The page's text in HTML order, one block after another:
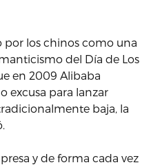
por los chinos como una
del Día de Los
en 2009 Alibaba
excusa para lanzar
baja, la
y de forma cada vez